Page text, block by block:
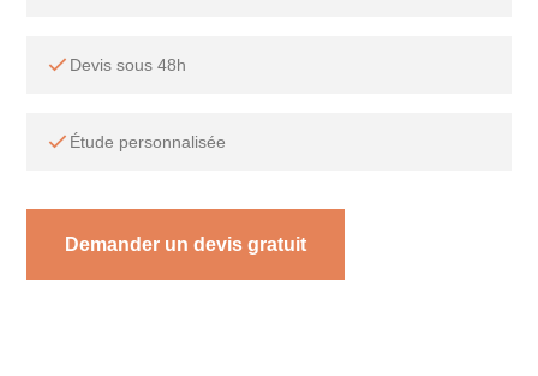
Devis sous 48h
Étude personnalisée
Demander un devis gratuit